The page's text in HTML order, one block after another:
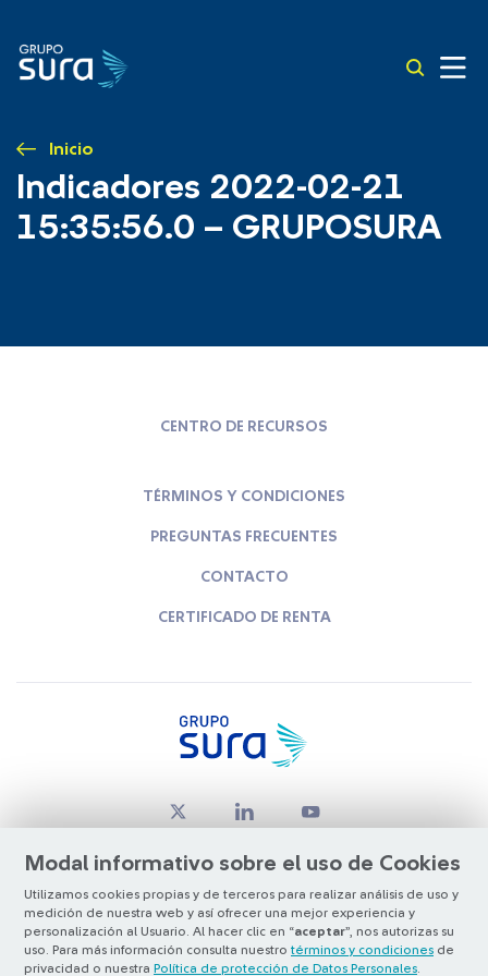
Inicio
Indicadores 2022-02-21
15:35:56.0 – GRUPOSURA
Modal informativo sobre el uso de Cookies
Utilizamos cookies propias y de terceros para realizar análisis de uso y
medición de nuestra web y así ofrecer una mejor experiencia y
personalización al Usuario. Al hacer clic en “aceptar”, nos autorizas su
uso. Para más información consulta nuestro términos y condiciones de
privacidad o nuestra Política de protección de Datos Personales
CENTRO DE RECURSOS
TÉRMINOS Y CONDICIONES
PREGUNTAS FRECUENTES
CONTACTO
CERTIFICADO DE RENTA
© Copyright Grupo SURA 2026